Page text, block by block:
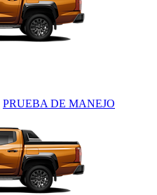
PRUEBA DE MANEJO